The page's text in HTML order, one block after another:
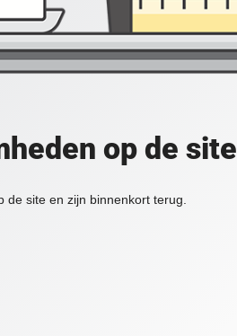
op de site
site en zijn binnenkort terug.